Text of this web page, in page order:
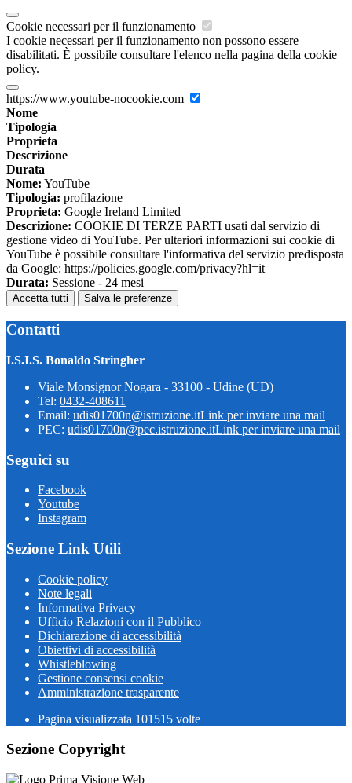
Cookie necessari per il funzionamento
I cookie necessari per il funzionamento non possono essere
disabilitati. È possibile consultare l'elenco nella pagina della cookie
policy.
https://www.youtube-nocookie.com
Nome
Tipologia
Proprieta
Descrizione
Durata
Nome: YouTube
Tipologia: profilazione
Proprieta: Google Ireland Limited
Descrizione: COOKIE DI TERZE PARTI usati dal servizio di
gestione video di YouTube. Per ulteriori informazioni sui cookie di
YouTube è possibile consultare l'informativa del servizio predisposta
da Google: https://policies.google.com/privacy?hl=it
Durata: Sessione - 24 mesi
Accetta tutti Salva le preferenze
Contatti
I.S.I.S. Bonaldo Stringher
Viale Monsignor Nogara - 33100 - Udine (UD)
Tel: 0432-408611
Email: udis01700n@istruzione.itLink per inviare una mail
PEC: udis01700n@pec.istruzione.itLink per inviare una mail
Seguici su
Facebook
Youtube
Instagram
Sezione Link Utili
Cookie policy
Note legali
Informativa Privacy
Ufficio Relazioni con il Pubblico
Dichiarazione di accessibilità
Obiettivi di accessibilità
Whistleblowing
Gestione consensi cookie
Amministrazione trasparente
Pagina visualizzata 101515 volte
Sezione Copyright